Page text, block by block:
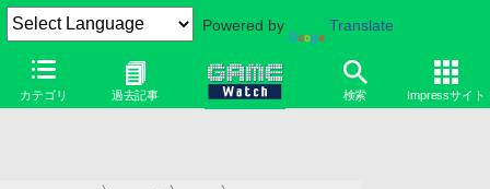
Powered by Translate
カテゴリ 過去記事 検索 Impressサイト